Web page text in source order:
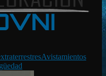
Avistamientos